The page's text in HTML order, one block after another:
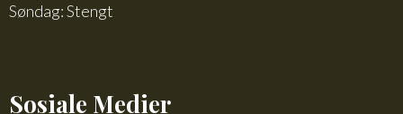
Søndag: Stengt
Sosiale Medier